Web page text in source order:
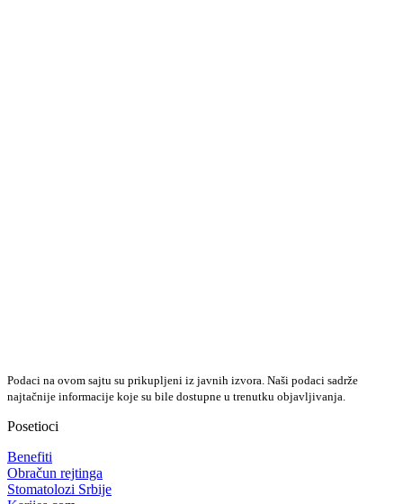
Podaci na ovom sajtu su prikupljeni iz javnih izvora. Naši podaci sadrže
najtačnije informacije koje su bile dostupne u trenutku objavljivanja.
Posetioci
Benefiti
Obračun rejtinga
Stomatolozi Srbije